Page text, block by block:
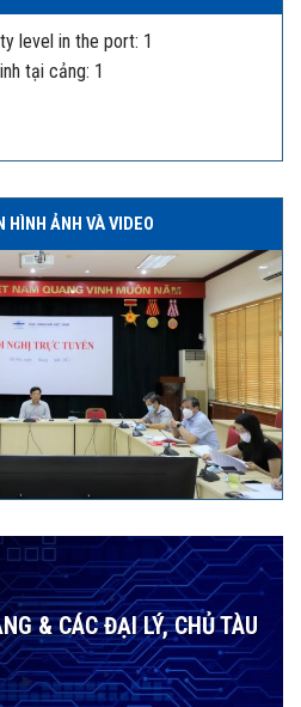
level in the port: 1
tại cảng: 1
HÌNH ẢNH VÀ VIDEO
& CÁC ĐẠI LÝ, CHỦ TÀU